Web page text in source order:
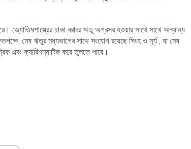
জ্যোতিষশাস্ত্রের চাকা বরাবর ঋতু অগ্রসর হওয়ার সাথে সাথে অন্যান্য
মেষ ঋতুর মধ্যভাগের সাথে সংযোগ রয়েছে সিংহ ও সূর্য , যা মেষ
এবং ক্যারিশম্যাটিক করে তুলতে পারে।